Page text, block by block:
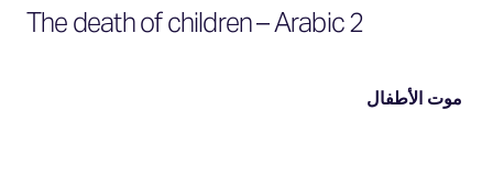
The death of children – Arabic 2
موت الأطفال